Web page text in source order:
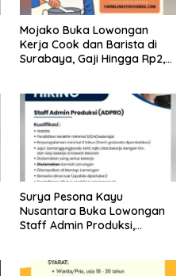
Mojako Buka Lowongan
Kerja Cook dan Barista di
Surabaya, Gaji Hingga Rp2,5
Surya Pesona Kayu
Nusantara Buka Lowongan
Staff Admin Produksi,